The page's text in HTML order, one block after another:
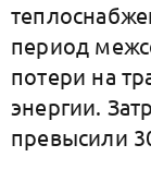
период
потери на
энергии.
превысили